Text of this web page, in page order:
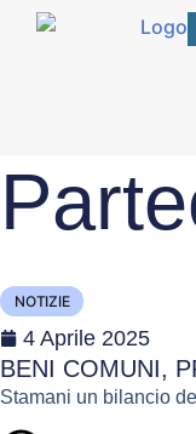
NOTIZIE
4 Aprile 2025
BENI COMUNI,
Stamani un bilancio